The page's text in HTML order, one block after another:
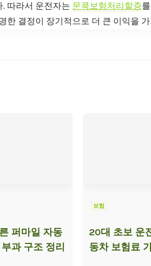
따라서 운전자는 문콕보험처리할증
한 결정이 장기적으로 더 큰 이익을
퍼마일 자동
과 구조 정리
보험
20대 초보 운
동차 보험료